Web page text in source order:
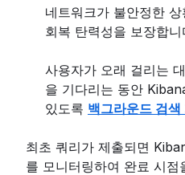
네트워크가 불안정한
회복 탄력성을 보장합니
사용자가 오래 걸리는
을 기다리는 동안
있도록 백그라운드 검색
최초 쿼리가 제출되면
를 모니터링하여 완료 시